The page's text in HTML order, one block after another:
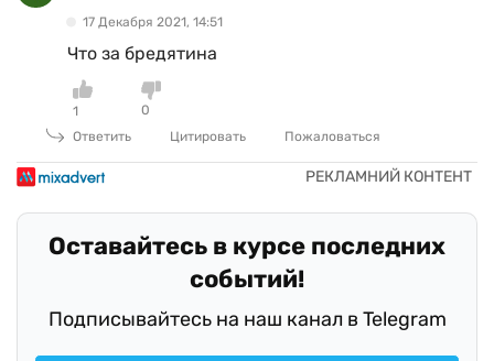
17 Декабря 2021, 14:51
Что за бредятина
1
0
Ответить
Цитировать Пожаловаться
Оставайтесь в курсе последних
событий!
Подписывайтесь на наш канал в Telegram